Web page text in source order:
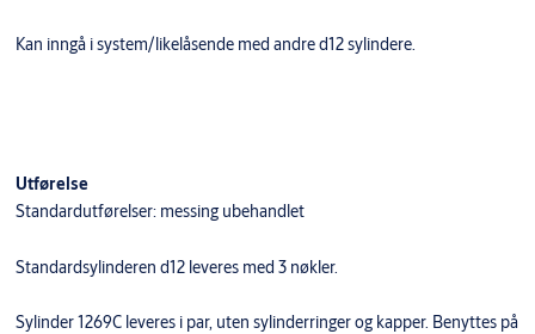
​Kan inngå i system/likelåsende med andre d12 sylindere.
Utførelse
Standardutførelser: messing ubehandlet
Standardsylinderen d12 leveres med 3 nøkler.
Sylinder 1269C leveres i par, uten sylinderringer og kapper. Benyttes på